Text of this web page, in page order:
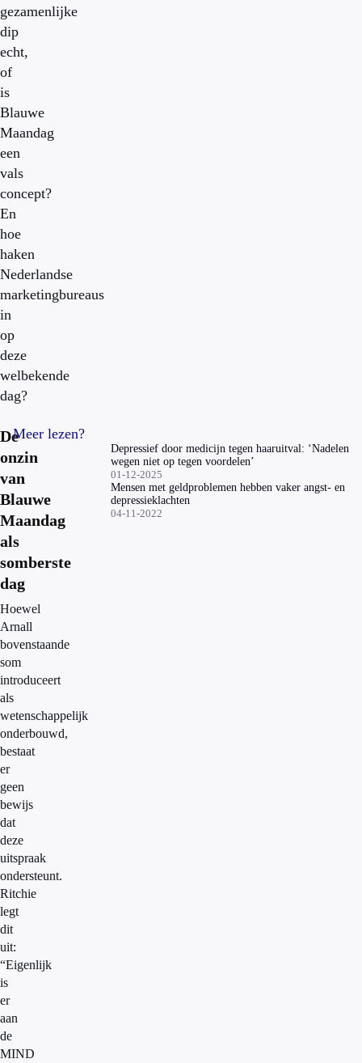
gezamenlijke
dip
echt,
of
is
Blauwe
Maandag
een
vals
concept?
En
hoe
haken
Nederlandse
marketingbureaus
in
op
deze
welbekende
dag?
De
onzin
van
Blauwe
Maandag
als
somberste
dag
Hoewel
Arnall
bovenstaande
som
introduceert
als
wetenschappelijk
onderbouwd,
bestaat
er
geen
bewijs
dat
deze
uitspraak
ondersteunt.
Ritchie
legt
dit
uit:
“Eigenlijk
is
er
aan
de
MIND
Meer lezen?
Depressief door medicijn tegen haaruitval: ‘Nadelen
wegen niet op tegen voordelen’
01-12-2025
Mensen met geldproblemen hebben vaker angst- en
depressieklachten
04-11-2022